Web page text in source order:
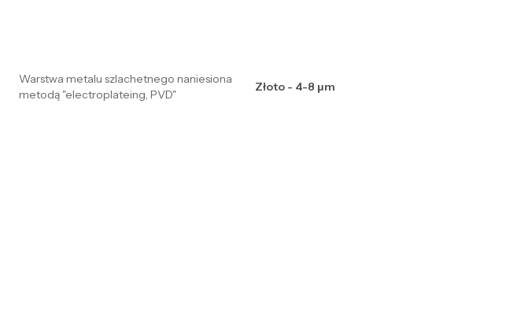
Warstwa metalu szlachetnego naniesiona
metodą "electroplateing, PVD"
Złoto - 4-8 μm